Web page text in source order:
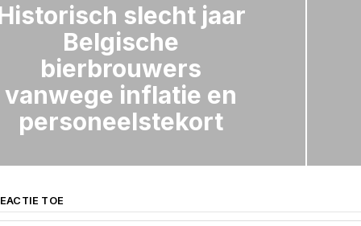
slecht jaar
Belgische
bierbrouwers
vanwege inflatie en
personeelstekort
TOE